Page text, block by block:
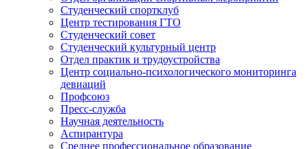
Студенческий спортклуб
Центр тестирования ГТО
Студенческий совет
Студенческий культурный центр
Отдел практик и трудоустройства
Центр социально-психологического мониторинга
девиаций
Профсоюз
Пресс-служба
Научная деятельность
Аспирантура
Среднее профессиональное образование